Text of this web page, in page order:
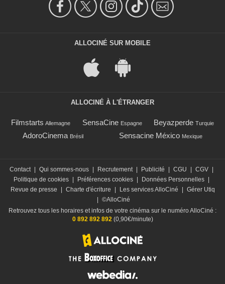
ALLOCINÉ SUR MOBILE
ALLOCINÉ À L'ÉTRANGER
Filmstarts Allemagne SensaCine Espagne Beyazperde Turquie
AdoroCinema Brésil Sensacine México Mexique
Contact Qui sommes-nous Recrutement Publicité CGU CGV
Politique de cookies
Préférences cookies Données Personnelles
Revue de presse
Charte d'écriture Les services AlloCiné
Gérer Utiq
©AlloCiné
Retrouvez tous les horaires et infos de votre cinéma sur le numéro AlloCiné :
0 892 892 892(0,90€/minute)